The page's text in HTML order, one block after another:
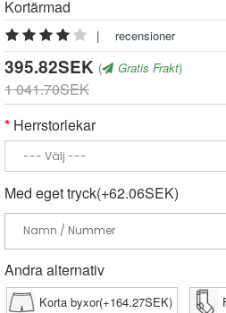
Kortärmad
| recensioner
395.82SEK ( Gratis Frakt)
1 041.70SEK
Herrstorlekar
Med eget tryck(+62.06SEK)
Andra alternativ
Korta byxor(+164.27SEK)